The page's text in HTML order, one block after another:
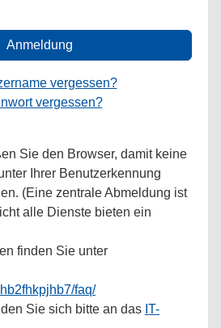
Anmeldung
vergessen?
vergessen?
Sie den Browser, damit keine
Ihrer Benutzerkennung
(Eine zentrale Abmeldung ist
alle Dienste bieten ein
finden Sie unter
faq/
Sie sich bitte an das IT-